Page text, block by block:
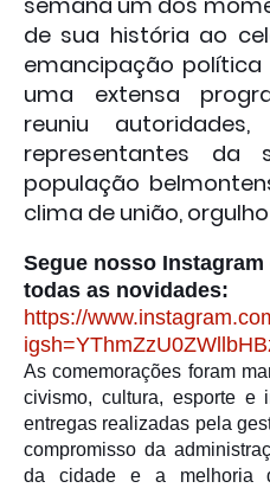
de sua história ao
emancipação
uma extensa
reuniu
representantes
população
clima de união,
Segue nosso
todas as novidades:
https://
As comemorações foram
civismo, cultura, esporte e
entregas realizadas pela
compromisso da
da cidade e a melhoria